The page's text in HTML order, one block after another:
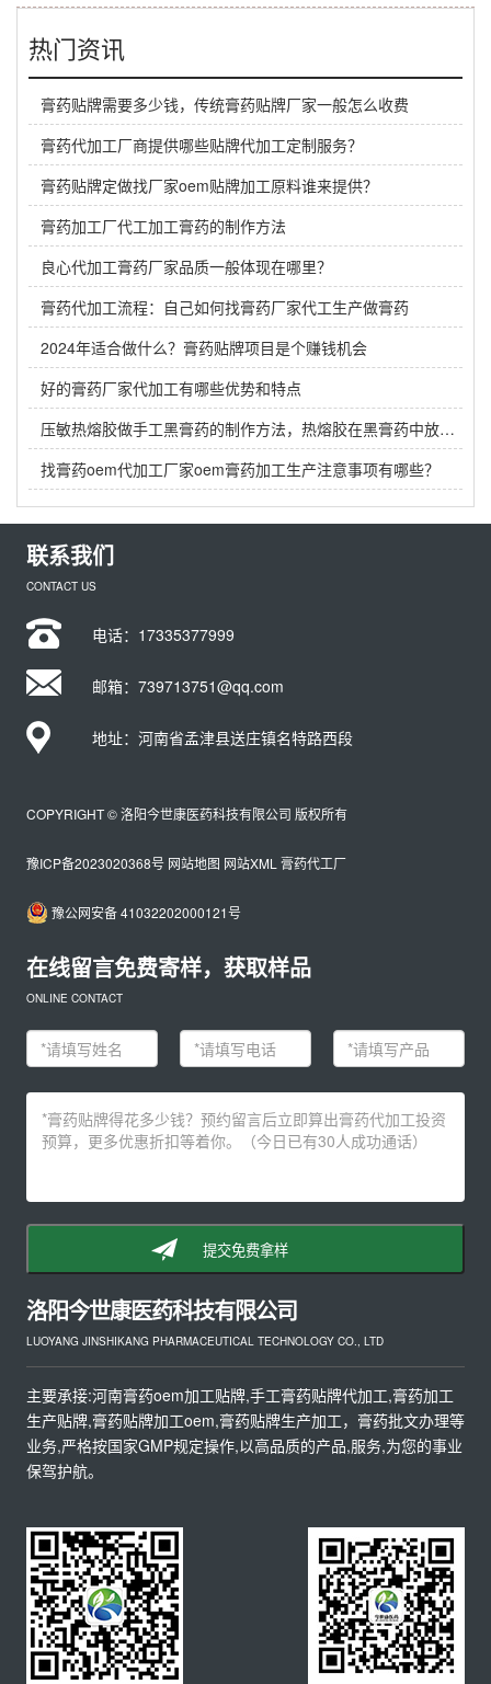
热门资讯
膏药贴牌需要多少钱，传统膏药贴牌厂家一般怎么收费
膏药代加工厂商提供哪些贴牌代加工定制服务？
膏药贴牌定做找厂家oem贴牌加工原料谁来提供？
膏药加工厂代工加工膏药的制作方法
良心代加工膏药厂家品质一般体现在哪里？
膏药代加工流程：自己如何找膏药厂家代工生产做膏药
2024年适合做什么？膏药贴牌项目是个赚钱机会
好的膏药厂家代加工有哪些优势和特点
压敏热熔胶做手工黑膏药的制作方法，热熔胶在黑膏药中放多少？
找膏药oem代加工厂家oem膏药加工生产注意事项有哪些？
联系我们
CONTACT US
电话： 17335377999
邮箱：739713751@qq.com
地址：河南省孟津县送庄镇名特路西段
COPYRIGHT © 洛阳今世康医药科技有限公司 版权所有
豫ICP备2023020368号 网站地图 网站XML 膏药代工厂
豫公网安备 41032202000121号
在线留言免费寄样，获取样品
ONLINE CONTACT
提交免费拿样
洛阳今世康医药科技有限公司
LUOYANG JINSHIKANG PHARMACEUTICAL TECHNOLOGY CO., LTD
主要承接:河南膏药oem加工贴牌,手工膏药贴牌代加工,膏药加工
生产贴牌,膏药贴牌加工oem,膏药贴牌生产加工，膏药批文办理等
业务,严格按国家GMP规定操作,以高品质的产品,服务,为您的事业
保驾护航。